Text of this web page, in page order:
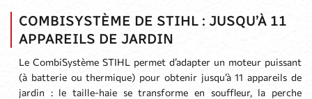
COMBISYSTÈME DE STIHL : JUSQU’À 11
APPAREILS DE JARDIN
Le CombiSystème STIHL permet d’adapter un moteur puissant
(à batterie ou thermique) pour obtenir jusqu’à 11 appareils de
jardin : le taille-haie se transforme en souffleur, la perche